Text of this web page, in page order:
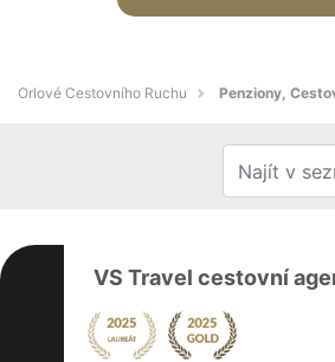
Orlové Cestovního Ruchu Penziony,
VS Travel cestovní